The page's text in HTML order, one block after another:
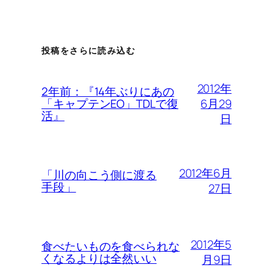
投稿をさらに読み込む
2年前：『14年ぶりにあの
「キャプテンEO」TDLで復
活』
2012年
6月29
日
「川の向こう側に渡る
手段」
2012年6月
27日
食べたいものを食べられな
くなるよりは全然いい
2012年5
月9日